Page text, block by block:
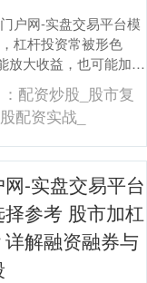
户网-实盘交易平台模
杠杆投资常被形色
大收益，也可能加重
的投资者而言，合理
配资炒股_股市复
配资实战_
-实盘交易平台
参考 股市加杠
解融资融券与